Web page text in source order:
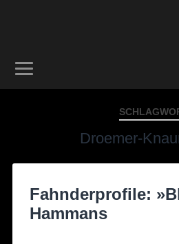
Droemer-
Fahnderprofile:
Hammans